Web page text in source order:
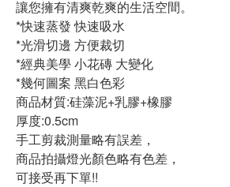
讓您擁有清爽乾爽的生活空間。
*快速蒸發 快速吸水
*光滑切邊 方便裁切
*經典美學 小花磚 大變化
*幾何圖案 黑白色彩
商品材質:硅藻泥+乳膠+橡膠
厚度:0.5cm
手工剪裁測量略有誤差，
商品拍攝燈光顏色略有色差，
可接受再下單!!